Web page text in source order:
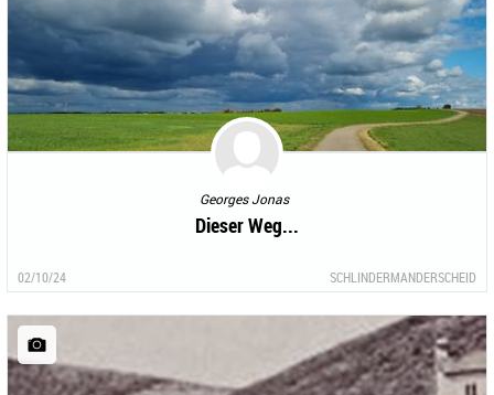
Georges Jonas
Dieser Weg...
02/10/24 SCHLINDERMANDERSCHEID